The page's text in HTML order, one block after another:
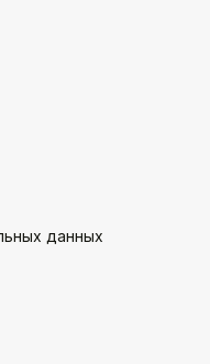
данных